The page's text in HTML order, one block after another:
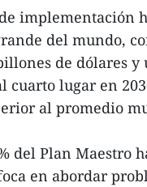
implementación
del mundo,
de dólares y
cuarto lugar en
al promedio
del Plan Maestro
en abordar